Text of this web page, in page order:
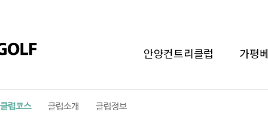
안양컨트리클럽 가평
클럽코스 클럽소개 클럽정보